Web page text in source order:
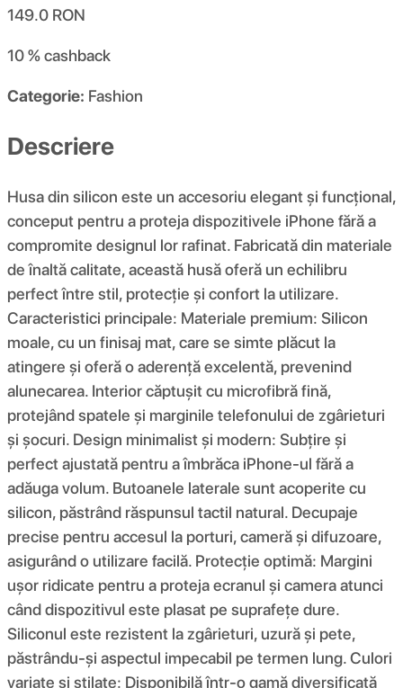
149.0 RON
10 %cashback
Categorie: Fashion
Descriere
Husa din silicon este un accesoriu elegant și funcțional,
conceput pentru a proteja dispozitivele iPhone fără a
compromite designul lor rafinat. Fabricată din materiale
de înaltă calitate, această husă oferă un echilibru
perfect între stil, protecție și confort la utilizare.
Caracteristici principale: Materiale premium: Silicon
moale, cu un finisaj mat, care se simte plăcut la
atingere și oferă o aderență excelentă, prevenind
alunecarea. Interior căptușit cu microfibră fină,
protejând spatele și marginile telefonului de zgârieturi
și șocuri. Design minimalist și modern: Subțire și
perfect ajustată pentru a îmbrăca iPhone-ul fără a
adăuga volum. Butoanele laterale sunt acoperite cu
silicon, păstrând răspunsul tactil natural. Decupaje
precise pentru accesul la porturi, cameră și difuzoare,
asigurând o utilizare facilă. Protecție optimă: Margini
ușor ridicate pentru a proteja ecranul și camera atunci
când dispozitivul este plasat pe suprafețe dure.
Siliconul este rezistent la zgârieturi, uzură și pete,
păstrându-și aspectul impecabil pe termen lung. Culori
variate și stilate: Disponibilă într-o gamă diversificată